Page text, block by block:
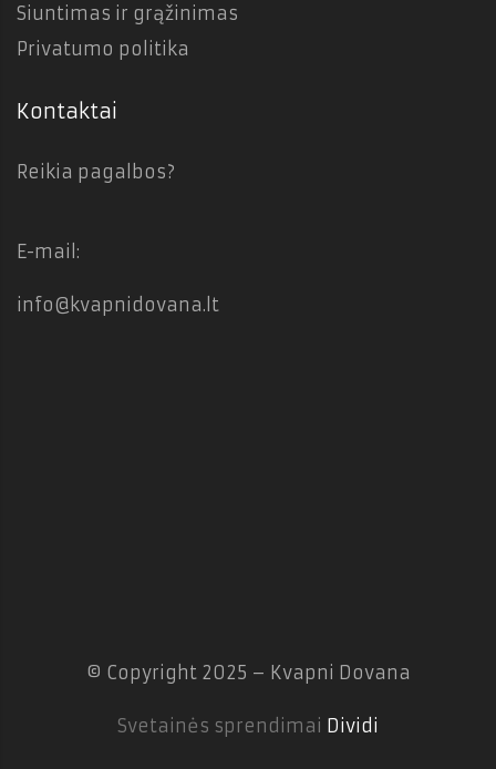
Siuntimas ir grąžinimas
Privatumo politika
Kontaktai
Reikia pagalbos?
E-mail:
info@kvapnidovana.lt
© Copyright 2025 – Kvapni Dovana
Svetainės sprendimai Dividi